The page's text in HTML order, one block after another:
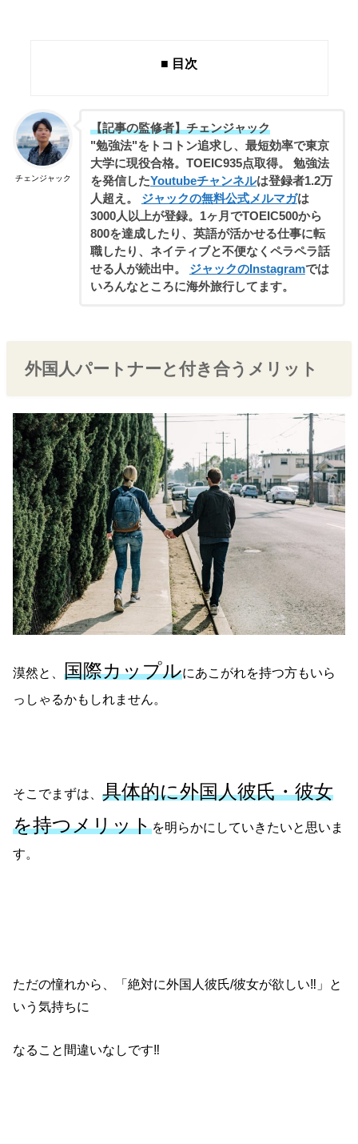
■ 目次
チェンジャック
【記事の監修者】チェンジャック
"勉強法"をトコトン追求し、最短効率で東京
大学に現役合格。TOEIC935点取得。 勉強法
を発信したYoutubeチャンネルは登録者1.2万
人超え。 ジャックの無料公式メルマガは
3000人以上が登録。1ヶ月でTOEIC500から
800を達成したり、英語が活かせる仕事に転
職したり、ネイティブと不便なくペラペラ話
せる人が続出中。 ジャックのInstagramでは
いろんなところに海外旅行してます。
外国人パートナーと付き合うメリット
漠然と、国際カップルにあこがれを持つ方もいら
っしゃるかもしれません。
そこでまずは、具体的に外国人彼氏・彼女
を持つメリットを明らかにしていきたいと思いま
す。
ただの憧れから、「絶対に外国人彼氏/彼女が欲しい‼」と
いう気持ちに
なること間違いなしです‼